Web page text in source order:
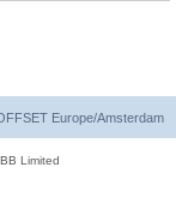
Europe/Amsterdam
Limited